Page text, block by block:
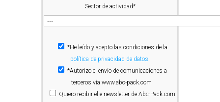
Sector de actividad*
*He leído y acepto las condiciones de la
política de privacidad de datos.
*Autorizo el envío de comunicaciones a
terceros vía www.abc-pack.com
Quiero recibir el e-newsletter de Abc-Pack.com